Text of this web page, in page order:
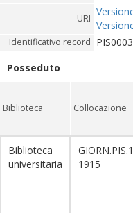
URI
Identificativo record
Posseduto
Biblioteca Collocazione
Biblioteca
universitaria
1915